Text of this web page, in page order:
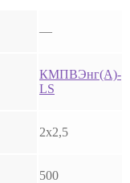
—
КМПВЭнг(А)-
LS
2х2,5
500